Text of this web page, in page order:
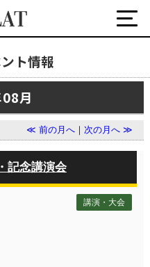
ト情報
月
≪ 前の月へ ｜ 次の月へ ≫
記念講演会
講演・大会
トなど